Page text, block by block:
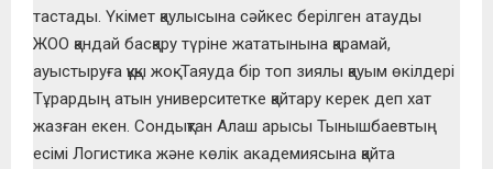
тастады. Үкімет қаулысына сәйкес берілген атауды
ЖОО қандай басқару түріне жататынына қарамай,
ауыстыруға құқы жоқ. Таяуда бір топ зиялы қауым өкілдері
Тұрардың атын университетке қайтару керек деп хат
жазған екен. Сондықтан Алаш арысы Тынышбаевтың
есімі Логистика және көлік академиясына қайта